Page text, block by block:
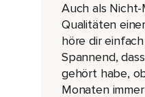
Eine Sache,
Die über uns als
Die einfach größer ist
Und das ist ein Thema,
Auch als
Qualitäten
höre dir
Spannend,
gehört habe,
Monaten